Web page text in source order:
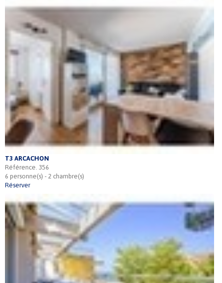
T3 ARCACHON
Référence. 356
6 personne(s) - 2 chambre(s)
Réserver